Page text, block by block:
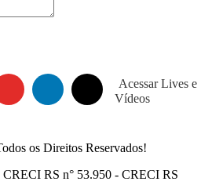
Acessar Lives e
Vídeos
os Direitos Reservados!
RS n° 53.950 - CRECI RS